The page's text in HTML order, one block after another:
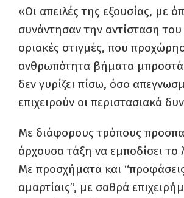
«Οι απειλές της εξουσίας, με
συνάντησαν την αντίσταση
οριακές στιγμές, που
ανθρωπότητα βήματα
δεν γυρίζει πίσω, όσο
επιχειρούν οι περιστασιακά
Με διάφορους τρόπους
άρχουσα τάξη να εμποδίσει το
Με προσχήματα και
αμαρτίαις”, με σαθρά